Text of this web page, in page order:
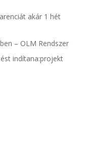
akár 1 hét
– OLM Rendszer
indítana:projekt